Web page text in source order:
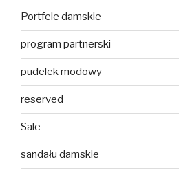
Portfele damskie
program partnerski
pudelek modowy
reserved
Sale
sandału damskie